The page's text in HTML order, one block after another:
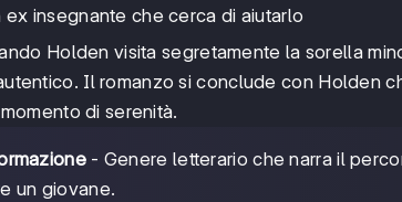
insegnante che cerca di aiutarlo
Holden visita segretamente la sorella
Il romanzo si conclude con Holden
di serenità.
- Genere letterario che narra il
un giovane.